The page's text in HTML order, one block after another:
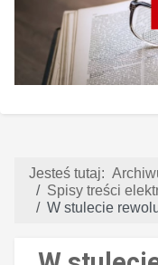
Jesteś tutaj:
Spisy treści
W stulecie